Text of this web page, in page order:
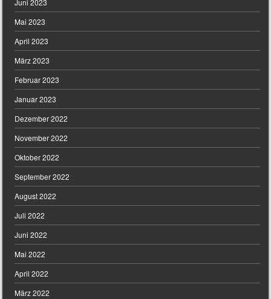
Juni 2023
Mai 2023
April 2023
März 2023
Februar 2023
Januar 2023
Dezember 2022
November 2022
Oktober 2022
September 2022
August 2022
Juli 2022
Juni 2022
Mai 2022
April 2022
März 2022